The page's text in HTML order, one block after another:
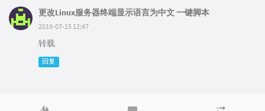
更改Linux服务器终端显示语言为中文 一键脚本
2019-07-15 12:47
转载
回复